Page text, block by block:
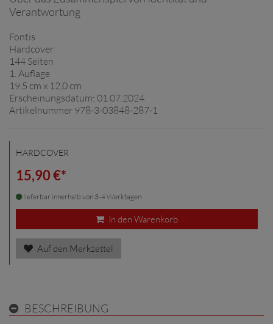
Verantwortung
Fontis
Hardcover
144 Seiten
1. Auflage
19,5 cm x 12,0 cm
Erscheinungsdatum: 01.07.2024
Artikelnummer 978-3-03848-287-1
HARDCOVER
15,90 €*
lieferbar innerhalb von 3-4 Werktagen
In den Warenkorb
Auf den Merkzettel
BESCHREIBUNG